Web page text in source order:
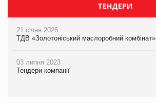
ТЕНДЕРИ
21 січня 2026
ТДВ «Золотоніський маслоробний комбінат»
03 липня 2023
Тендери компанії